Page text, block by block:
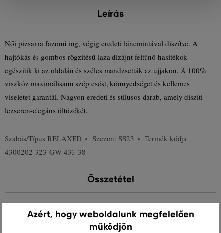
Leírás
Női pizsama fazonú ing, végig eredeti láncmintával díszítve. A
hajtókás és gombos rögzítésű laza dizájnt feltűnő hasítékok
egészítik ki az oldalán és széles mandzsetták az ujjakon. A 100%
viszkóz maximálisann szép esést, könnyedséget és kellemes
viseletet garantál. Nagyon eredeti és stílusos darab, amely díszíti
lezseren-elegáns öltözékét.
Szabás/Típus RELAXED Szezon: SS23
Termék kódja
4300202-323-GW-433-38
Összetétel
felső anyag
Azért, hogy weboldalunk megfelelően
működjön